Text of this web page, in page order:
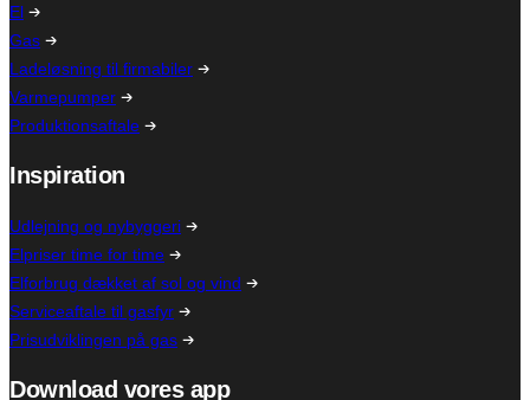
El
Gas
Ladeløsning til firmabiler
Varmepumper
Produktionsaftale
Inspiration
Udlejning og nybyggeri
Elpriser time for time
Elforbrug dækket af sol og vind
Serviceaftale til gasfyr
Prisudviklingen på gas
Download vores app